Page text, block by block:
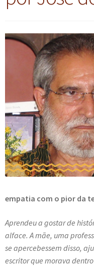
empatia com o pior da
Aprendeu a gostar de
alface. A mãe, uma
se apercebessem disso,
escritor que morava